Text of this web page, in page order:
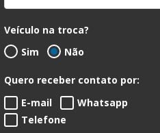
Veículo na troca?
Sim
Não
Quero receber contato por:
E-mail
Whatsapp
Telefone